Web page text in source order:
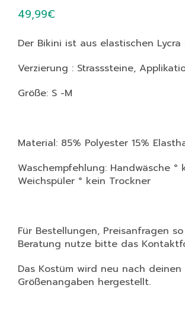
49,99€
Der Bikini ist aus elastischen Lycra
Verzierung : Strasssteine,
Größe: S -M
Material: 85% Polyester 15%
Waschempfehlung: Handwäsche °
Weichspüler ° kein Trockner
Für Bestellungen, Preisanfragen
Beratung nutze bitte das
Das Kostüm wird neu nach deinen
Größenangaben hergestellt.